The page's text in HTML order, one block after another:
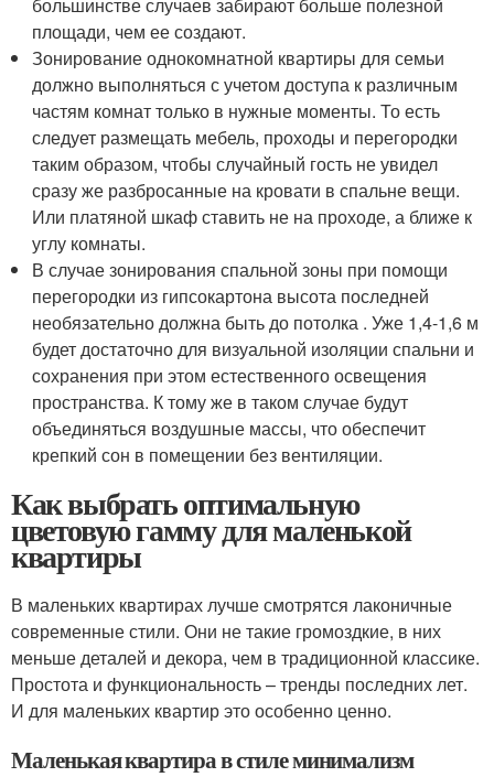
площади, чем ее создают.
Зонирование однокомнатной квартиры для семьи
должно выполняться с учетом доступа к различным
частям комнат только в нужные моменты. То есть
следует размещать мебель, проходы и перегородки
таким образом, чтобы случайный гость не увидел
сразу же разбросанные на кровати в спальне вещи.
Или платяной шкаф ставить не на проходе, а ближе к
углу комнаты.
В случае зонирования спальной зоны при помощи
перегородки из гипсокартона высота последней
необязательно должна быть до потолка . Уже 1,4-1,6 м
будет достаточно для визуальной изоляции спальни и
сохранения при этом естественного освещения
пространства. К тому же в таком случае будут
объединяться воздушные массы, что обеспечит
крепкий сон в помещении без вентиляции.
Как выбрать оптимальную
цветовую гамму для маленькой
квартиры
В маленьких квартирах лучше смотрятся лаконичные
современные стили. Они не такие громоздкие, в них
меньше деталей и декора, чем в традиционной классике.
Простота и функциональность – тренды последних лет.
И для маленьких квартир это особенно ценно.
Маленькая квартира в стиле минимализм